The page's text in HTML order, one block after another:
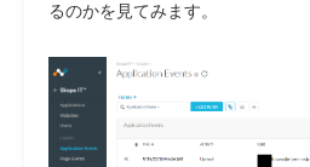
るのかを見てみます。